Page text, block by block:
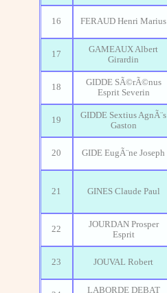
16 FERAUD Henri Marius
17
GAMEAUX Albert
Girardin
18
GIDDE SÃ©rÃ©nus
Esprit Severin
19
GIDDE Sextius AgnÃ¨s
Gaston
20 GIDE EugÃ¨ne Joseph
21 GINES Claude Paul
22
JOURDAN Prosper
Esprit
23 JOUVAL Robert
LABORDE DEBAT